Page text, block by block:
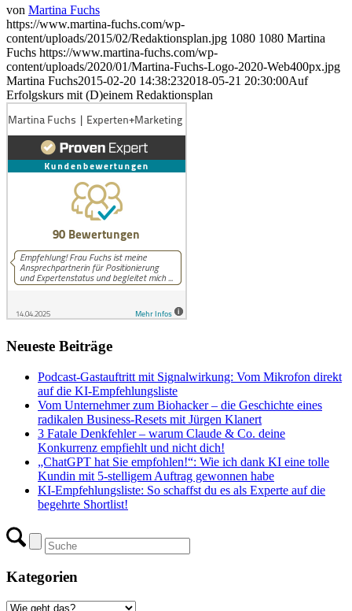
von Martina Fuchs
https://www.martina-fuchs.com/wp-
content/uploads/2015/02/Redaktionsplan.jpg 1080 1080 Martina
Fuchs https://www.martina-fuchs.com/wp-
content/uploads/2020/01/Martina-Fuchs-Logo-2020-Web400px.jpg
Martina Fuchs2015-02-20 14:38:232018-05-21 20:30:00Auf
Erfolgskurs mit (D)einem Redaktionsplan
Neueste Beiträge
Podcast-Gastauftritt mit Signalwirkung: Vom Mikrofon direkt
auf die KI-Empfehlungsliste
Vom Unternehmer zum Biohacker – die Geschichte eines
radikalen Business-Resets mit Jürgen Klanert
3 Fatale Denkfehler – warum Claude & Co. deine
Konkurrenz empfiehlt und nicht dich!
„ChatGPT hat Sie empfohlen!“: Wie ich dank KI eine tolle
Kundin mit 5-stelligem Auftrag gewonnen habe
KI-Empfehlungsliste: So schaffst du es als Experte auf die
begehrte Shortlist!
Kategorien
Kategorien